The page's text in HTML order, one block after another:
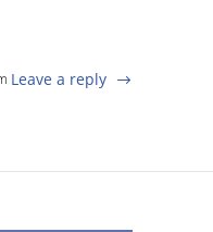
Leave a reply